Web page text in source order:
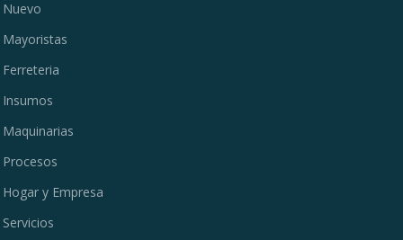
Nuevo
Mayoristas
Ferreteria
Insumos
Maquinarias
Procesos
Hogar y Empresa
Servicios